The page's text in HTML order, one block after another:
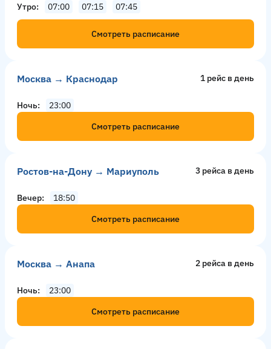
Утро 07:00 07:15 07:45
Смотреть расписание
Москва → Краснодар 1 рейс в день
Ночь
23:00
Смотреть расписание
Ростов-на-Дону → Мариуполь 3 рейсa в день
Вечер
18:50
Смотреть расписание
Москва → Анапа 2 рейсa в день
Ночь
23:00
Смотреть расписание